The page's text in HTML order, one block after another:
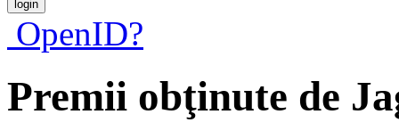
OpenID?
Premii obţinute de